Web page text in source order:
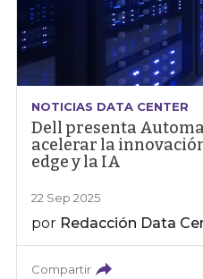
NOTICIAS DATA CENTER
Dell presenta
acelerar la
edge y la IA
22 Sep 2025
por Redacción Data
Compartir